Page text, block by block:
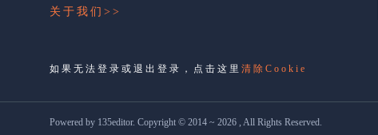
关于我们>>
如果无法登录或退出登录，点击这里 清除Cookie
Powered by 135editor. Copyright © 2014 ~ 2026 , All Rights Reserved.